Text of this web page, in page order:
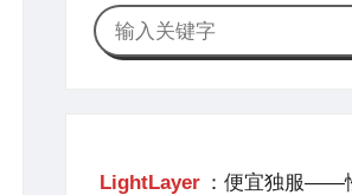
搜
索
LightLayer ：便宜独服——